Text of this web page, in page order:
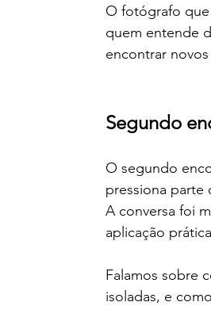
O fotógrafo
quem entende
encontrar
Segundo
O segundo
pressiona
A conversa foi
aplicação
Falamos sobre
isoladas, e